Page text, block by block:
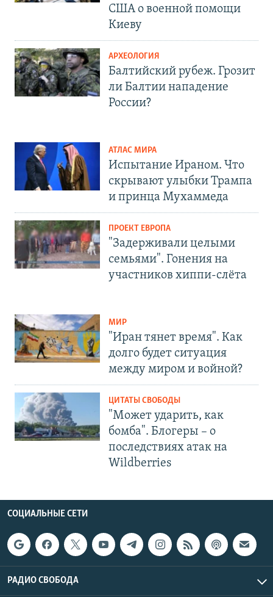
США о военной помощи
Киеву
АРХЕОЛОГИЯ
Балтийский рубеж. Грозит
ли Балтии нападение
России?
АТЛАС МИРА
Испытание Ираном. Что
скрывают улыбки Трампа
и принца Мухаммеда
ПРОЕКТ ЕВРОПА
"Задерживали целыми
семьями". Гонения на
участников хиппи-слёта
МИР
"Иран тянет время". Как
долго будет ситуация
между миром и войной?
ЦИТАТЫ СВОБОДЫ
"Может ударить, как
бомба". Блогеры – о
последствиях атак на
Wildberries
СОЦИАЛЬНЫЕ СЕТИ
РАДИО СВОБОДА